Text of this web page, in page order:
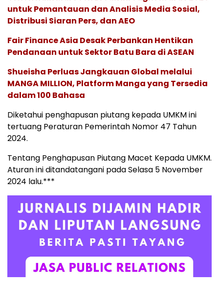
untuk Pemantauan dan Analisis Media Sosial,
Distribusi Siaran Pers, dan AEO
Fair Finance Asia Desak Perbankan Hentikan
Pendanaan untuk Sektor Batu Bara di ASEAN
Shueisha Perluas Jangkauan Global melalui
MANGA MILLION, Platform Manga yang Tersedia
dalam 100 Bahasa
Diketahui penghapusan piutang kepada UMKM ini
tertuang Peraturan Pemerintah Nomor 47 Tahun
2024.
Tentang Penghapusan Piutang Macet Kepada UMKM.
Aturan ini ditandatangani pada Selasa 5 November
2024 lalu.***